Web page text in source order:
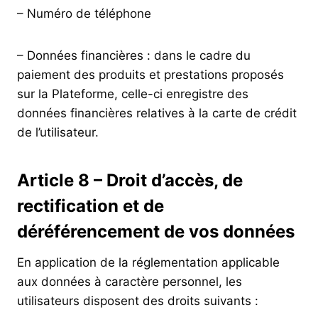
– Numéro de téléphone
– Données financières : dans le cadre du
paiement des produits et prestations proposés
sur la Plateforme, celle-ci enregistre des
données financières relatives à la carte de crédit
de l’utilisateur.
Article 8 – Droit d’accès, de
rectification et de
déréférencement de vos données
En application de la réglementation applicable
aux données à caractère personnel, les
utilisateurs disposent des droits suivants :